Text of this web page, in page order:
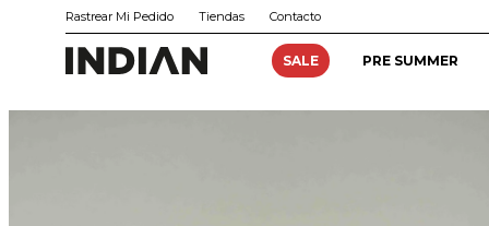
SALE PRE SUMMER
Rastrear Mi Pedido Tiendas Contacto